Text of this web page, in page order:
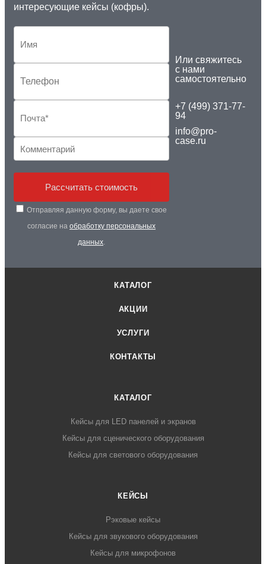
интересующие кейсы (кофры).
Рассчитать стоимость
Отправляя данную форму, вы даете свое
согласие на обработку персональных
данных
Или свяжитесь
с нами
самостоятельно
+7 (499) 371-77-
94
info@pro-
case.ru
КАТАЛОГ
АКЦИИ
УСЛУГИ
КОНТАКТЫ
КАТАЛОГ
Кейсы для LED панелей и экранов
Кейсы для сценического оборудования
Кейсы для светового оборудования
КЕЙСЫ
Рэковые кейсы
Кейсы для звукового оборудования
Кейсы для микрофонов